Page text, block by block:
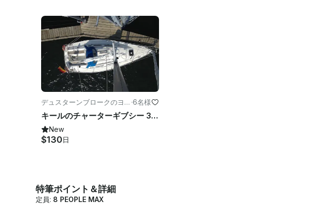
デュスターンブロークのヨッ
ト
·6名様
キールのチャーターギブシー 312 セーリングヨット
New
$130日
特筆ポイント＆詳細
定員: 8 PEOPLE MAX